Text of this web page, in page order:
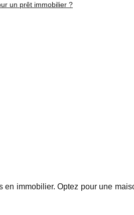
un prêt immobilier ?
en immobilier. Optez pour une